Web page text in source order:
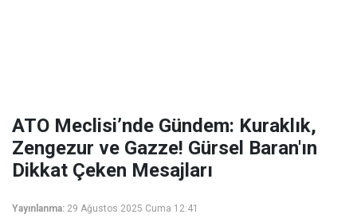
ATO Meclisi’nde Gündem: Kuraklık,
Zengezur ve Gazze! Gürsel Baran'ın
Dikkat Çeken Mesajları
Yayınlanma: 29 Ağustos 2025 Cuma 12:41